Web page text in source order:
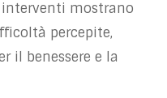
mostrano
percepite,
il benessere e la